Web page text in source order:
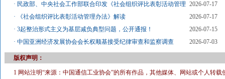
· 民政部、中央社会工作部联合印发《社会组织评比表彰活动管理
2026-07-17
·
《社会组织评比表彰活动管理办法》解读
2026-07-17
·3起整治形式主义为基层减负典型问题，公开通报！
2026-07-15
·中国亚洲经济发展协会会长权顺基接受纪律审查和监察调查 2026-07-03
版权声明：
1 网站注明“来源：中国通信工业协会”的所有作品，其他媒体、网站或个人转